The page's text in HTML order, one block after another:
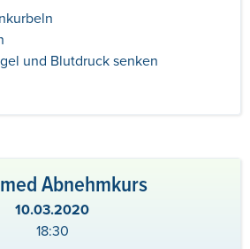
und Blutdruck senken
Abnehmkurs
10.03.2020
18:30